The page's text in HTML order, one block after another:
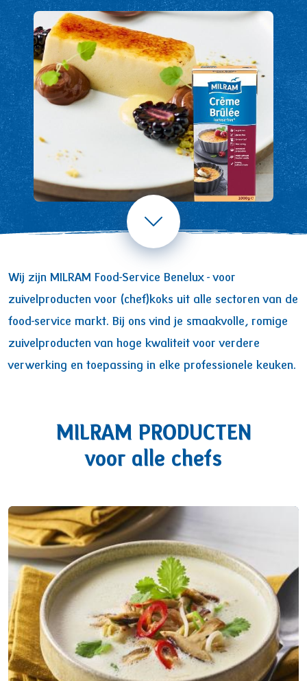
Wij zijn MILRAM Food-Service Benelux - voor
zuivelproducten voor (chef)koks uit alle sectoren van de
food-service markt. Bij ons vind je smaakvolle, romige
zuivelproducten van hoge kwaliteit voor verdere
verwerking en toepassing in elke professionele keuken.
MILRAM PRODUCTEN
voor alle chefs